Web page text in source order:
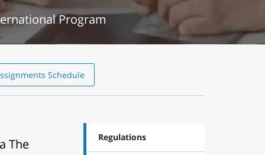
Program
Schedule
The Regulations